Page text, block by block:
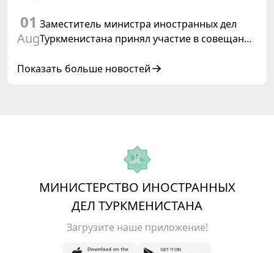
Туркменистаном
01
Aug
Заместитель министра иностранных дел
Туркменистана принял участие в совещании
сотрудничества «Центральная Азия –
Показать больше новостей
МИНИСТЕРСТВО ИНОСТРАННЫХ
ДЕЛ ТУРКМЕНИСТАНА
Загрузите наше приложение!